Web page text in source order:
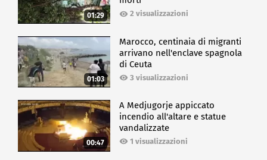
01:29 2 visualizzazioni
01:03
Marocco, centinaia di migranti
arrivano nell'enclave spagnola
di Ceuta
3 visualizzazioni
00:47
A Medjugorje appiccato
incendio all'altare e statue
vandalizzate
1 visualizzazioni